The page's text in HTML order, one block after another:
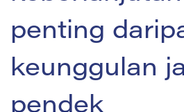
penting
keunggulan